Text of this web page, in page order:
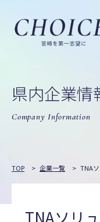
県内企業情
Company Information
TOP > 企業一覧 > TNA
TNAソリ